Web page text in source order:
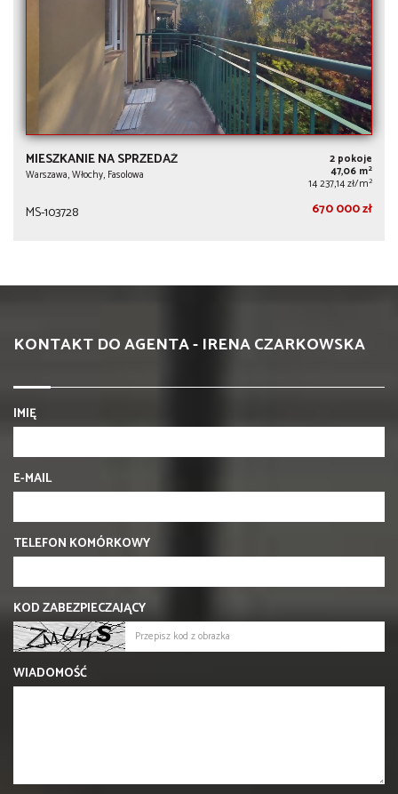
MIESZKANIE NA SPRZEDAŻ
Warszawa, Włochy, Fasolowa
2 pokoje
47,06 m2
14 237,14 zł/m2
MS-103728 670 000 zł
KONTAKT DO AGENTA - IRENA CZARKOWSKA
IMIĘ
E-MAIL
TELEFON KOMÓRKOWY
KOD ZABEZPIECZAJĄCY
WIADOMOŚĆ